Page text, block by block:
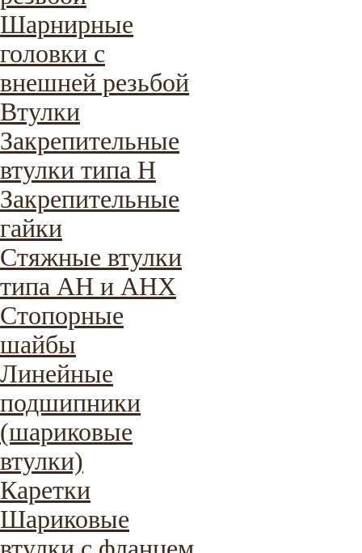
Шарнирные
головки с
внешней резьбой
Втулки
Закрепительные
втулки типа H
Закрепительные
гайки
Стяжные втулки
типа AH и AHX
Стопорные
шайбы
Линейные
подшипники
(шариковые
втулки)
Каретки
Шариковые